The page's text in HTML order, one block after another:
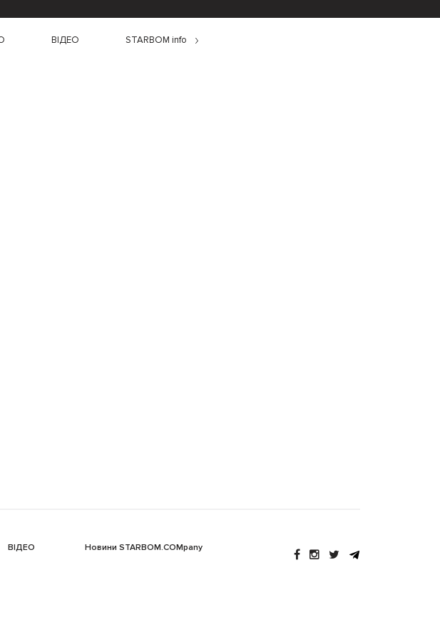
ВІДЕО STARBOM info
ВІДЕО Новини STARBOM.COMpany